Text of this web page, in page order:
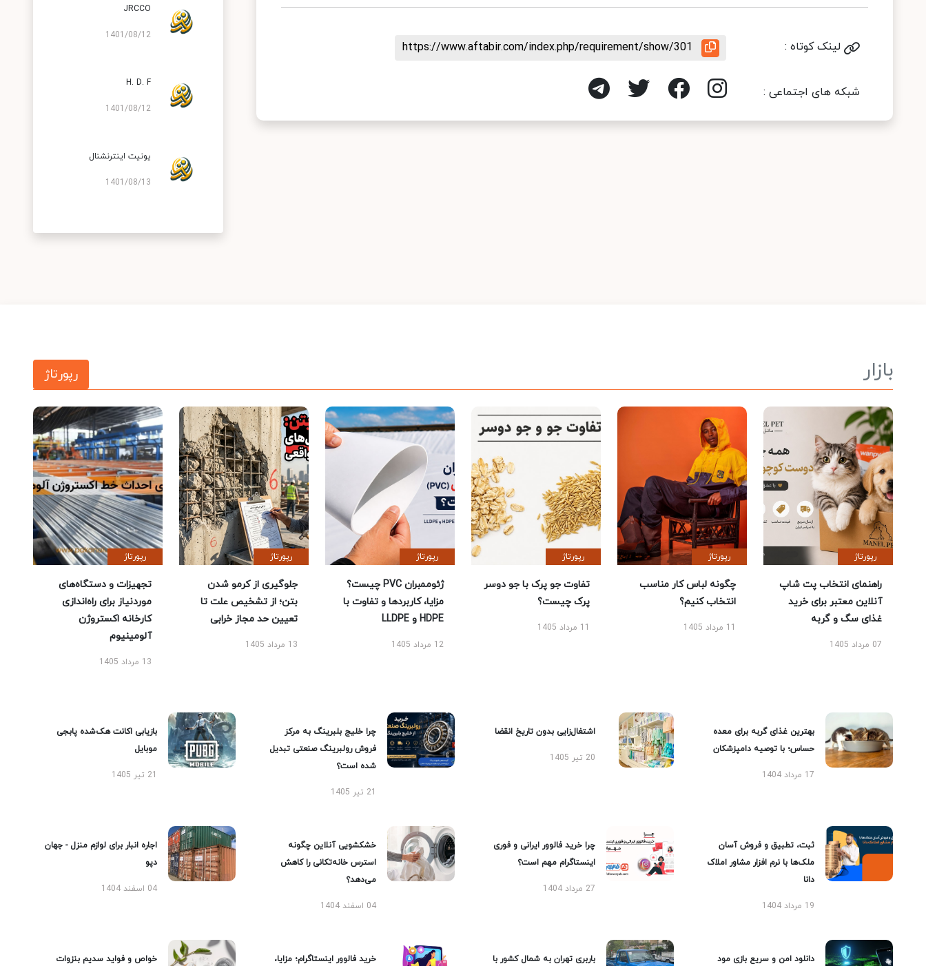
لینک کوتاه : https://www.aftabir.com/index.php/requirement/show/301
شبکه های اجتماعی :
JRCCO
1401/08/12
H. D. F
1401/08/12
یونیت اینترنشنال
1401/08/13
بازار رپورتاژ
رپورتاژ
راهنمای انتخاب پت شاپ
آنلاین معتبر برای خرید
غذای سگ و گربه
07 مرداد 1405
رپورتاژ
چگونه لباس کار مناسب
انتخاب کنیم؟
11 مرداد 1405
رپورتاژ
تفاوت جو پرک با جو دوسر
پرک چیست؟
11 مرداد 1405
رپورتاژ
ژئوممبران PVC چیست؟
مزایا، کاربردها و تفاوت با
HDPE و LLDPE
12 مرداد 1405
رپورتاژ
جلوگیری از کرمو شدن
بتن؛ از تشخیص علت تا
تعیین حد مجاز خرابی
13 مرداد 1405
رپورتاژ
تجهیزات و دستگاه‌های
موردنیاز برای راه‌اندازی
کارخانه اکستروژن
آلومینیوم
13 مرداد 1405
بهترین غذای گربه برای معده
حساس؛ با توصیه دامپزشکان
17 مرداد 1404
اشتغال‌زایی بدون تاریخ انقضا
20 تیر 1405
چرا خلیج بلبرینگ به مرکز
فروش رولبرینگ صنعتی تبدیل
شده است؟
21 تیر 1405
بازیابی اکانت هک‌شده پابجی
موبایل
21 تیر 1405
ثبت، تطبیق و فروش آسان
ملک‌ها با نرم افزار مشاور املاک
دانا
19 مرداد 1404
چرا خرید فالوور ایرانی و فوری
اینستاگرام مهم است؟
27 مرداد 1404
خشکشویی آنلاین چگونه
استرس خانه‌تکانی را کاهش
می‌دهد؟
04 اسفند 1404
اجاره انبار برای لوازم منزل - جهان
دپو
04 اسفند 1404
دانلود امن و سریع بازی مود
باربری تهران به شمال کشور با
خرید فالوور اینستاگرام؛ مزایا،
خواص و فواید سدیم بنزوات